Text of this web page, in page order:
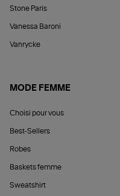
Stone Paris
Vanessa Baroni
Vanrycke
MODE FEMME
Choisi pour vous
Best-Sellers
Robes
Baskets femme
Sweatshirt